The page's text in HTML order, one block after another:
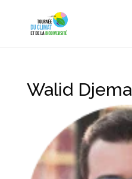
Walid Djema